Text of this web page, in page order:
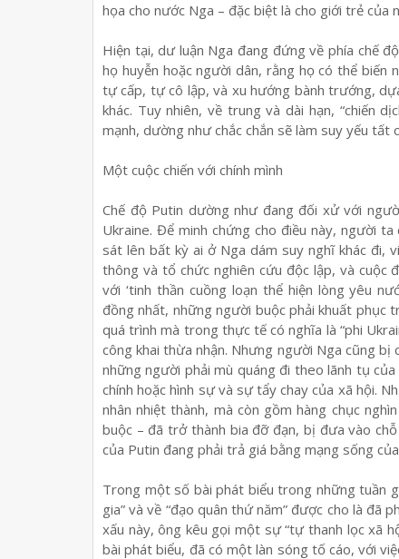
họa cho nước Nga – đặc biệt là cho giới trẻ của
Hiện tại, dư luận Nga đang đứng về phía chế
họ huyễn hoặc người dân, rằng họ có thể
tự cấp, tự cô lập, và xu hướng bành trướng,
khác. Tuy nhiên, về trung và dài hạn, “chiến
mạnh, dường như chắc chắn sẽ làm suy yếu tất
Một cuộc chiến với chính mình
Chế độ Putin dường như đang đối xử với
Ukraine. Để minh chứng cho điều này, người
sát lên bất kỳ ai ở Nga dám suy nghĩ khác đi,
thông và tổ chức nghiên cứu độc lập, và cuộc
với ‘tinh thần cuồng loạn thể hiện lòng yêu
đồng nhất, những người buộc phải khuất phục
quá trình mà trong thực tế có nghĩa là “phi
công khai thừa nhận. Nhưng người Nga cũng bị
những người phải mù quáng đi theo lãnh tụ
chính hoặc hình sự và sự tẩy chay của xã hội.
nhân nhiệt thành, mà còn gồm hàng chục
buộc – đã trở thành bia đỡ đạn, bị đưa vào
của Putin đang phải trả giá bằng mạng sống
Trong một số bài phát biểu trong những tuần
gia” và về “đạo quân thứ năm” được cho là đã
xấu này, ông kêu gọi một sự “tự thanh lọc xã
bài phát biểu, đã có một làn sóng tố cáo, với